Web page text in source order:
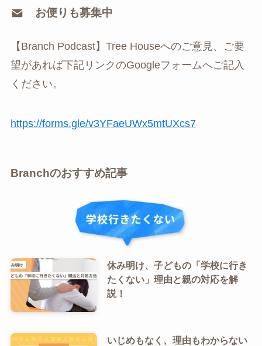
お便りも募集中
【Branch Podcast】Tree Houseへのご意見、ご要
望があれば下記リンクのGoogleフォームへご記入
ください。
⁠https://forms.gle/v3YFaeUWx5mtUXcs7
Branchのおすすめ記事
休み明け、子どもの「学校に行き
たくない」理由と親の対応を解
説！
いじめもなく、理由もわからない